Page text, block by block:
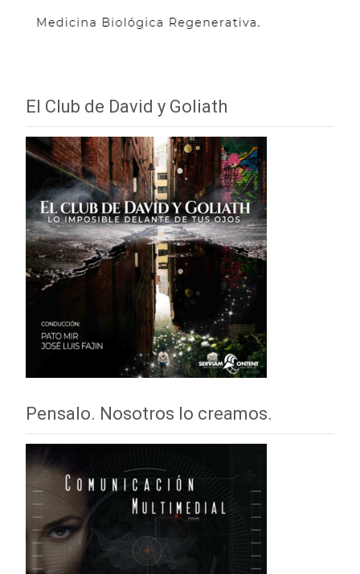
El Club de David y Goliath
Pensalo. Nosotros lo creamos.